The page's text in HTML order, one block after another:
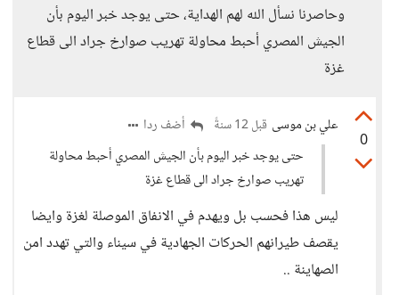
وحاصرنا نسأل الله لهم الهداية، حتى يوجد خبر اليوم بأن
الجيش المصري أحبط محاولة تهريب صوارخ جراد الى قطاع
غزة
0
علي بن موسى قبل 12 سنةً
أضف ردا
حتى يوجد خبر اليوم بأن الجيش المصري أحبط محاولة
تهريب صوارخ جراد الى قطاع غزة
ليس هذا فحسب بل ويهدم في الانفاق الموصلة لغزة وايضا
يقصف طيرانهم الحركات الجهادية في سيناء والتي تهدد امن
الصهاينة ..